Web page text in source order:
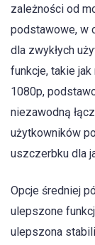
zależności od
podstawowe, w
dla zwykłych
funkcje, takie
1080p,
niezawodną
użytkowników
uszczerbku dla
Opcje średniej
ulepszone
ulepszona